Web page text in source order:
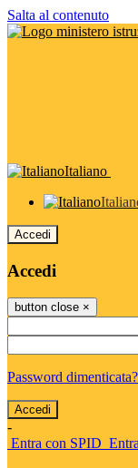
Salta al contenuto
Italiano
Accedi
Accedi
button close ×
Password dimenticata?
-
Entra con SPID